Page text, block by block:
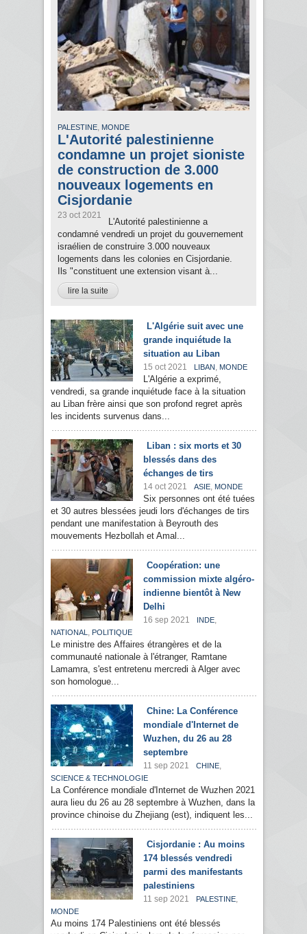
PALESTINE, MONDE
L'Autorité palestinienne
condamne un projet sioniste
de construction de 3.000
nouveaux logements en
Cisjordanie
23 oct 2021
L'Autorité palestinienne a
condamné vendredi un projet du gouvernement
israélien de construire 3.000 nouveaux
logements dans les colonies en Cisjordanie.
Ils "constituent une extension visant à...
lire la suite
L'Algérie suit avec une
grande inquiétude la
situation au Liban
15 oct 2021 LIBAN , MONDE
L'Algérie a exprimé,
vendredi, sa grande inquiétude face à la situation
au Liban frère ainsi que son profond regret après
les incidents survenus dans...
Liban : six morts et 30
blessés dans des
échanges de tirs
14 oct 2021 ASIE, MONDE
Six personnes ont été tuées
et 30 autres blessées jeudi lors d'échanges de tirs
pendant une manifestation à Beyrouth des
mouvements Hezbollah et Amal...
Coopération: une
commission mixte algéro-
indienne bientôt à New
Delhi
16 sep 2021 INDE,
NATIONAL , POLITIQUE
Le ministre des Affaires étrangères et de la
communauté nationale à l'étranger, Ramtane
Lamamra, s'est entretenu mercredi à Alger avec
son homologue...
Chine: La Conférence
mondiale d'Internet de
Wuzhen, du 26 au 28
septembre
11 sep 2021 CHINE,
SCIENCE & TECHNOLOGIE
La Conférence mondiale d'Internet de Wuzhen 2021
aura lieu du 26 au 28 septembre à Wuzhen, dans la
province chinoise du Zhejiang (est), indiquent les...
Cisjordanie : Au moins
174 blessés vendredi
parmi des manifestants
palestiniens
11 sep 2021 PALESTINE,
MONDE
Au moins 174 Palestiniens ont été blessés